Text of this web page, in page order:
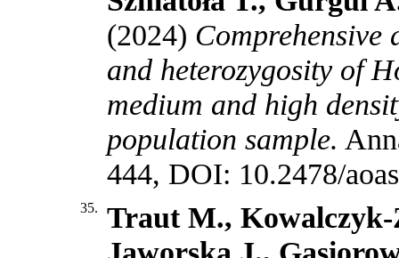
(2024) Comprehensive
and heterozygosity of
medium and high
population sample.
444, DOI: 10.2478/
35.
Traut M., Kowalczyk-